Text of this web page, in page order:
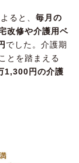
ると、 毎月の
改修や介護用ベ
でした。介護期
とを踏まえる
1,300円の介護